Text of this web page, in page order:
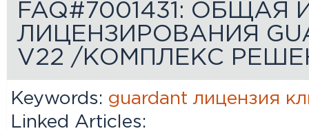
FAQ#7001431:
ЛИЦЕНЗИРОВАНИЯ
V22 /КОМПЛЕКС
Keywords: guardant лицензия
Linked Articles: